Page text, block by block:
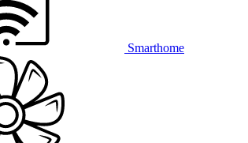
Smarthome